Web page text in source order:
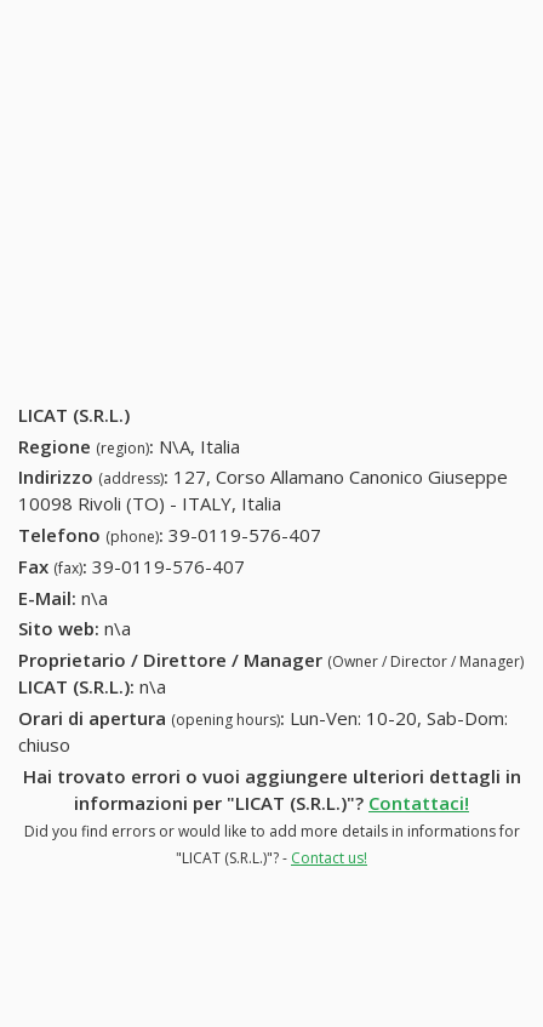
LICAT (S.R.L.)
Regione (region): N\A, Italia
Indirizzo (address): 127, Corso Allamano Canonico Giuseppe
10098 Rivoli (TO) - ITALY, Italia
Telefono (phone): 39-0119-576-407
Fax (fax): 39-0119-576-407
E-Mail: n\a
Sito web: n\a
Proprietario / Direttore / Manager (Owner / Director / Manager)
LICAT (S.R.L.): n\a
Orari di apertura (opening hours): Lun-Ven: 10-20, Sab-Dom:
chiuso
Hai trovato errori o vuoi aggiungere ulteriori dettagli in
informazioni per "LICAT (S.R.L.)"? Contattaci!
Did you find errors or would like to add more details in informations for
"LICAT (S.R.L.)"? - Contact us!